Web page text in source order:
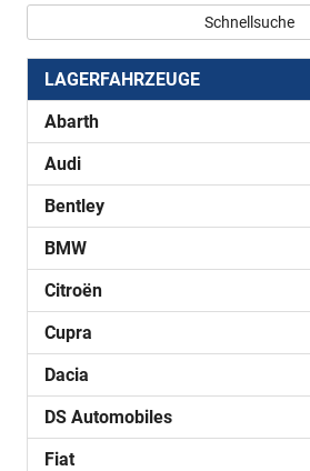
Schnellsuche
LAGERFAHRZEUGE
Abarth
Audi
Bentley
BMW
Citroën
Cupra
Dacia
DS Automobiles
Fiat